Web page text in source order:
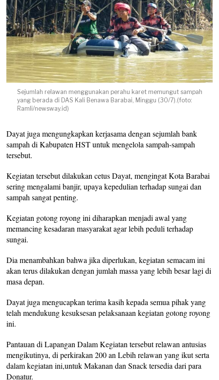
Sejumlah relawan menggunakan perahu karet memungut sampah
yang berada di DAS Kali Benawa Barabai, Minggu (30/7).(foto:
Ramli/newsway.id)
Dayat juga mengungkapkan kerjasama dengan sejumlah bank
sampah di Kabupaten HST untuk mengelola sampah-sampah
tersebut.
Kegiatan tersebut dilakukan cetus Dayat, mengingat Kota Barabai
sering mengalami banjir, upaya kepedulian terhadap sungai dan
sampah sangat penting.
Kegiatan gotong royong ini diharapkan menjadi awal yang
memancing kesadaran masyarakat agar lebih peduli terhadap
sungai.
Dia menambahkan bahwa jika diperlukan, kegiatan semacam ini
akan terus dilakukan dengan jumlah massa yang lebih besar lagi di
masa depan.
Dayat juga mengucapkan terima kasih kepada semua pihak yang
telah mendukung kesuksesan pelaksanaan kegiatan gotong royong
ini.
Pantauan di Lapangan Dalam Kegiatan tersebut relawan antusias
mengikutinya, di perkirakan 200 an Lebih relawan yang ikut serta
dalam kegiatan ini,untuk Makanan dan Snack tersedia dari para
Donatur.